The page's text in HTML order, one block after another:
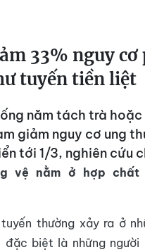
33% nguy cơ
tuyến tiền liệt
năm tách trà hoặc
giảm nguy cơ ung
tới 1/3, nghiên cứu
vệ nằm ở
hợp chất
thường xảy ra ở
đặc biệt là những người